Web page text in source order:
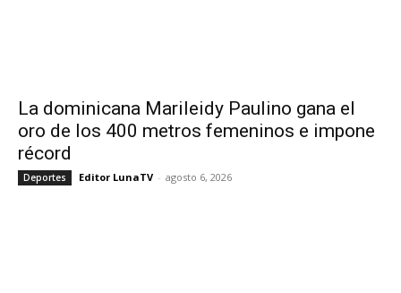
La dominicana Marileidy Paulino gana el
oro de los 400 metros femeninos e impone
récord
Deportes Editor LunaTV - agosto 6, 2026